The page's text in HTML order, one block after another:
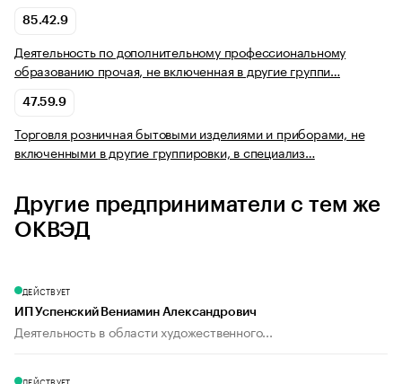
85.42.9
Деятельность по дополнительному профессиональному
образованию прочая, не включенная в другие группи…
47.59.9
Торговля розничная бытовыми изделиями и приборами, не
включенными в другие группировки, в специализ…
Другие предприниматели с тем же
ОКВЭД
ДЕЙСТВУЕТ
ИП Успенский Вениамин Александрович
Деятельность в области художественного...